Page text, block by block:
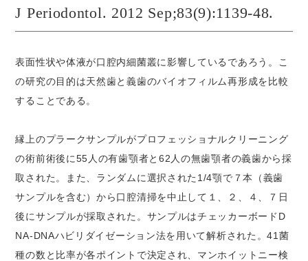
J Periodontol. 2012 Sep;83(9):1139-48.
表面性状や体液が口腔内細菌叢に影響しているであろう。こ
の研究の目的は天然歯と義歯のバイオフィルム再形成を比較
することである。
縁上のプラークサンプルがプロフェッショナルクリーニング
の術前術後に55人の有歯顎者と62人の無歯顎者の義歯から採
取された。また、ランダムに選択された1/4顎で７本（義歯
サンプルを含む）から口腔清掃を中止して１、２、４、７日
後にサンプルが採取された。サンプルはチェッカーボードD
NA-DNAハビリダイゼーション法を用いて解析された。41菌
種の数と比率が各ポイントで決定され、マンホイットニー検